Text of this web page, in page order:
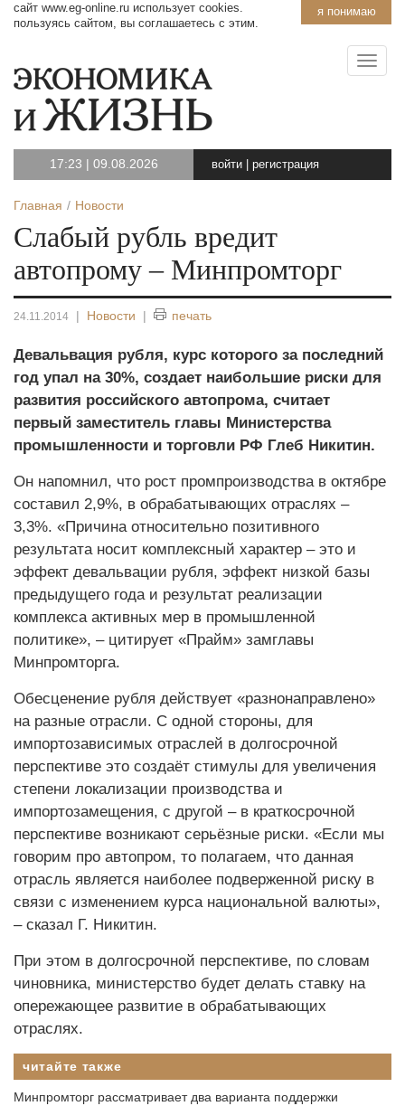
я понимаю
сайт www.eg-online.ru использует cookies.
пользуясь сайтом, вы соглашаетесь с этим.
17:23 | 09.08.2026 войти регистрация
Главная Новости
Слабый рубль вредит
автопрому – Минпромторг
24.11.2014 | Новости | печать
Девальвация рубля, курс которого за последний
год упал на 30%, создает наибольшие риски для
развития российского автопрома, считает
первый заместитель главы Министерства
промышленности и торговли РФ Глеб Никитин.
Он напомнил, что рост промпроизводства в октябре
составил 2,9%, в обрабатывающих отраслях –
3,3%. «Причина относительно позитивного
результата носит комплексный характер – это и
эффект девальвации рубля, эффект низкой базы
предыдущего года и результат реализации
комплекса активных мер в промышленной
политике», – цитирует «Прайм» замглавы
Минпромторга.
Обесценение рубля действует «разнонаправлено»
на разные отрасли. С одной стороны, для
импортозависимых отраслей в долгосрочной
перспективе это создаёт стимулы для увеличения
степени локализации производства и
импортозамещения, с другой – в краткосрочной
перспективе возникают серьёзные риски. «Если мы
говорим про автопром, то полагаем, что данная
отрасль является наиболее подверженной риску в
связи с изменением курса национальной валюты»,
– сказал Г. Никитин.
При этом в долгосрочной перспективе, по словам
чиновника, министерство будет делать ставку на
опережающее развитие в обрабатывающих
отраслях.
читайте также
Минпромторг рассматривает два варианта поддержки